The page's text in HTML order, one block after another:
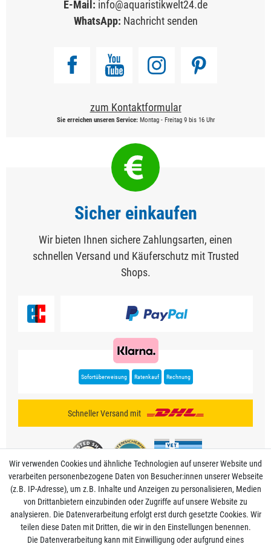
E-Mail: info@aquaristikwelt24.de
WhatsApp: Nachricht senden
zum Kontaktformular
Sie erreichen unseren Service:Montag - Freitag 9 bis 16 Uhr
Sicher einkaufen
Wir bieten Ihnen sichere Zahlungsarten, einen
schnellen Versand und Käuferschutz mit Trusted
Shops.
Sofortüberweisung Ratenkauf Rechnung
Schneller Versand mit
Mein Konto
Wir verwenden Cookies und ähnliche Technologien auf unserer Website und
verarbeiten personenbezogene Daten von Besucher:innen unserer Webseite
(z.B. IP-Adresse), um z.B. Inhalte und Anzeigen zu personalisieren, Medien
von Drittanbietern einzubinden oder Zugriffe auf unsere Website zu
analysieren. Die Datenverarbeitung erfolgt erst durch gesetzte Cookies. Wir
teilen diese Daten mit Dritten, die wir in den Einstellungen benennen.
Die Datenverarbeitung kann mit Einwilligung oder aufgrund eines